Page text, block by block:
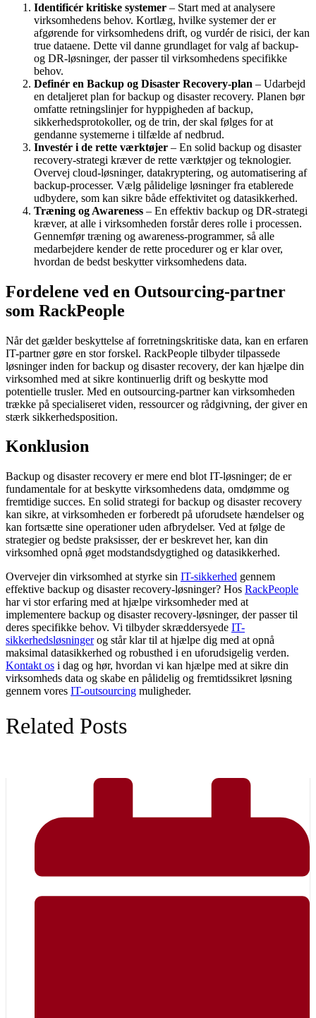
Identificér kritiske systemer – Start med at analysere
virksomhedens behov. Kortlæg, hvilke systemer der er
afgørende for virksomhedens drift, og vurdér de risici, der kan
true dataene. Dette vil danne grundlaget for valg af backup-
og DR-løsninger, der passer til virksomhedens specifikke
behov.
Definér en Backup og Disaster Recovery-plan – Udarbejd
en detaljeret plan for backup og disaster recovery. Planen bør
omfatte retningslinjer for hyppigheden af backup,
sikkerhedsprotokoller, og de trin, der skal følges for at
gendanne systemerne i tilfælde af nedbrud.
Investér i de rette værktøjer – En solid backup og disaster
recovery-strategi kræver de rette værktøjer og teknologier.
Overvej cloud-løsninger, datakryptering, og automatisering af
backup-processer. Vælg pålidelige løsninger fra etablerede
udbydere, som kan sikre både effektivitet og datasikkerhed.
Træning og Awareness – En effektiv backup og DR-strategi
kræver, at alle i virksomheden forstår deres rolle i processen.
Gennemfør træning og awareness-programmer, så alle
medarbejdere kender de rette procedurer og er klar over,
hvordan de bedst beskytter virksomhedens data.
Fordelene ved en Outsourcing-partner
som RackPeople
Når det gælder beskyttelse af forretningskritiske data, kan en erfaren
IT-partner gøre en stor forskel. RackPeople tilbyder tilpassede
løsninger inden for backup og disaster recovery, der kan hjælpe din
virksomhed med at sikre kontinuerlig drift og beskytte mod
potentielle trusler. Med en outsourcing-partner kan virksomheden
trække på specialiseret viden, ressourcer og rådgivning, der giver en
stærk sikkerhedsposition.
Konklusion
Backup og disaster recovery er mere end blot IT-løsninger; de er
fundamentale for at beskytte virksomhedens data, omdømme og
fremtidige succes. En solid strategi for backup og disaster recovery
kan sikre, at virksomheden er forberedt på uforudsete hændelser og
kan fortsætte sine operationer uden afbrydelser. Ved at følge de
strategier og bedste praksisser, der er beskrevet her, kan din
virksomhed opnå øget modstandsdygtighed og datasikkerhed.
Overvejer din virksomhed at styrke sin IT-sikkerhed gennem
effektive backup og disaster recovery-løsninger? Hos RackPeople
har vi stor erfaring med at hjælpe virksomheder med at
implementere backup og disaster recovery-løsninger, der passer til
deres specifikke behov. Vi tilbyder skræddersyede IT-
sikkerhedsløsningerog står klar til at hjælpe dig med at opnå
maksimal datasikkerhed og robusthed i en uforudsigelig verden.
Kontakt os i dag og hør, hvordan vi kan hjælpe med at sikre din
virksomheds data og skabe en pålidelig og fremtidssikret løsning
gennem vores IT-outsourcing muligheder.
Related Posts